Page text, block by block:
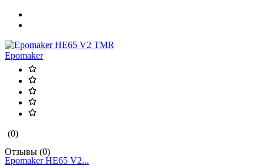
Epomaker
(0)
Отзывы (0)
Epomaker HE65 V2...